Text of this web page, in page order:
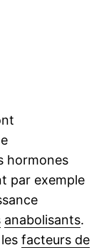
hormones
par exemple
anabolisants.
facteurs de